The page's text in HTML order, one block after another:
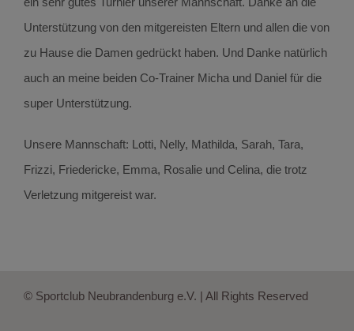
Unterstützung von den mitgereisten Eltern und allen die von
zu Hause die Damen gedrückt haben. Und Danke natürlich
auch an meine beiden Co-Trainer Micha und Daniel für die
super Unterstützung.
Unsere Mannschaft: Lotti, Nelly, Mathilda, Sarah, Tara,
Frizzi, Friedericke, Emma, Rosalie und Celina, die trotz
Verletzung mitgereist war.
© Sportclub Neubrandenburg e.V. | All Rights Reserved